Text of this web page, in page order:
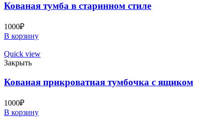
Кованая тумба в старинном стиле
1000₽
В корзину
Quick view
Закрыть
Кованая прикроватная тумбочка с ящиком
1000₽
В корзину